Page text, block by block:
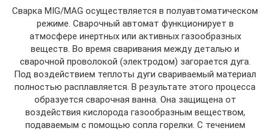
Сварка MIG/MAG осуществляется в полуавтоматическом
режиме. Сварочный автомат функционирует в
атмосфере инертных или активных газообразных
веществ. Во время сваривания между деталью и
сварочной проволокой (электродом) загорается дуга.
Под воздействием теплоты дуги свариваемый материал
полностью расплавляется. В результате этого процесса
образуется сварочная ванна. Она защищена от
воздействия кислорода газообразным веществом,
подаваемым с помощью сопла горелки. С течением